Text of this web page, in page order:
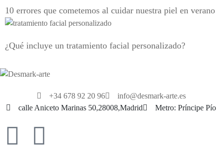
10 errores que cometemos al cuidar nuestra piel en verano
¿Qué incluye un tratamiento facial personalizado?
+34 678 92 20 96
info@desmark-arte.es
calle Aniceto Marinas 50,28008,Madrid
Metro: Príncipe Pío